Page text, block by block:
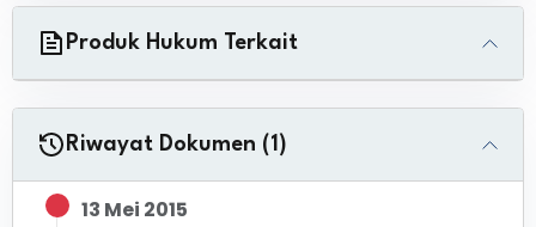
Produk Hukum Terkait
Riwayat Dokumen (1)
13 Mei 2015